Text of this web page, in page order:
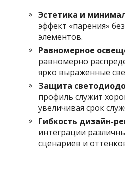
Эстетика и
эффект «парения»
элементов.
Равномерное
равномерно
ярко выраженные
Защита
профиль служит
увеличивая срок
Гибкость дизайн-
интеграции
сценариев и